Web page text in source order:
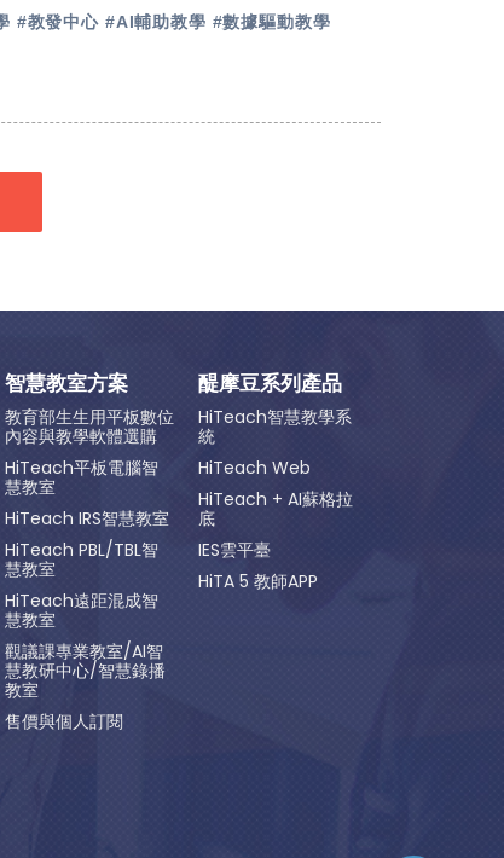
#教發中心 #AI輔助教學 #數據驅動教學
智慧教室方案
教育部生生用平板數位
內容與教學軟體選購
HiTeach平板電腦智
慧教室
HiTeach IRS智慧教室
HiTeach PBL/TBL智
慧教室
HiTeach遠距混成智
慧教室
觀議課專業教室/AI智
慧教研中心/智慧錄播
教室
售價與個人訂閱
醍摩豆系列產品
HiTeach智慧教學系
統
HiTeach Web
HiTeach + AI蘇格拉
底
IES雲平臺
HiTA 5 教師APP